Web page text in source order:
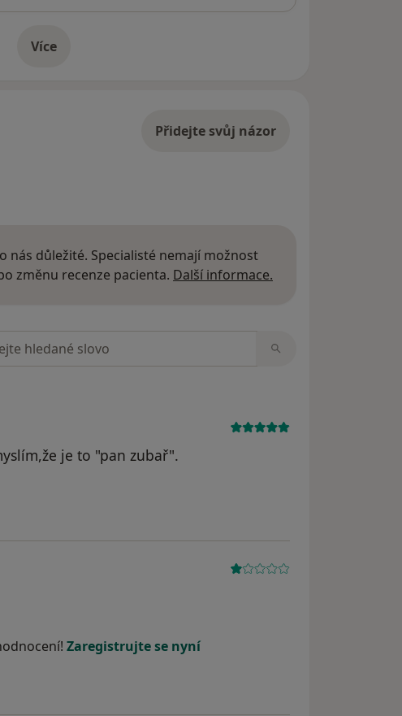
Víceo adrese
Přidejte svůj názor
nás důležité. Specialisté nemají možnost
změnu recenze pacienta. Další informace.
v názorech
je to "pan zubař".
Zaregistrujte se nyní